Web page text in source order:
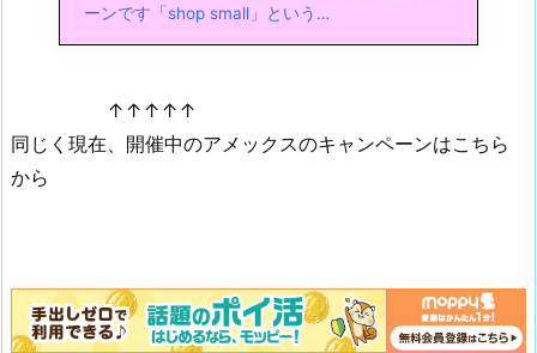
ーンです「shop small」という…
↑↑↑↑↑
同じく現在、開催中のアメックスのキャンペーンはこちら
から